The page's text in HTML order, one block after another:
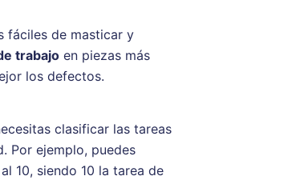
fáciles de masticar y
trabajo en piezas más
los defectos.
clasificar las tareas
Por ejemplo, puedes
10, siendo 10 la tarea de